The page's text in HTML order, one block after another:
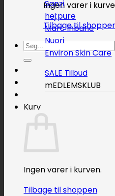
Ingen varer i
Tilbage til
Søg
efter:
Kurv
Ingen varer i kurven.
Tilbage til shoppen
Sanzi
hej:pure
Marc Inbane
Nuori
Environ Skin Care
SALE
mEDLEMSKLUB